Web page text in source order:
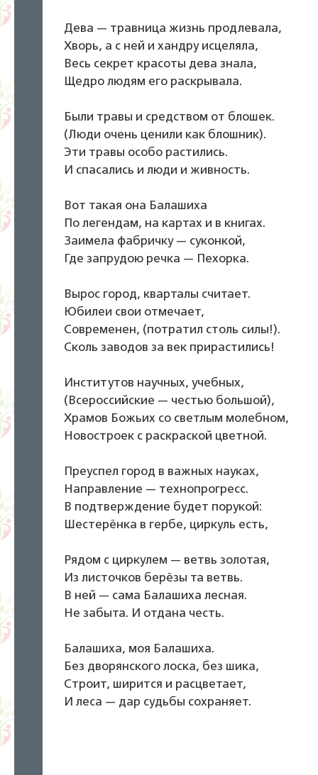
Дева — травница жизнь продлевала,
Хворь, а с ней и хандру исцеляла,
Весь секрет красоты дева знала,
Щедро людям его раскрывала.
Были травы и средством от блошек.
(Люди очень ценили как блошник).
Эти травы особо растились.
И спасались и люди и живность.
Вот такая она Балашиха
По легендам, на картах и в книгах.
Заимела фабричку — суконкой,
Где запрудою речка — Пехорка.
Вырос город, кварталы считает.
Юбилеи свои отмечает,
Современен, (потратил столь силы!).
Сколь заводов за век прирастились!
Институтов научных, учебных,
(Всероссийские — честью большой),
Храмов Божьих со светлым молебном,
Новостроек с раскраской цветной.
Преуспел город в важных науках,
Направление — технопрогресс.
В подтверждение будет порукой:
Шестерёнка в гербе, циркуль есть,
Рядом с циркулем — ветвь золотая,
Из листочков берёзы та ветвь.
В ней — сама Балашиха лесная.
Не забыта. И отдана честь.
Балашиха, моя Балашиха.
Без дворянского лоска, без шика,
Строит, ширится и расцветает,
И леса — дар судьбы сохраняет.